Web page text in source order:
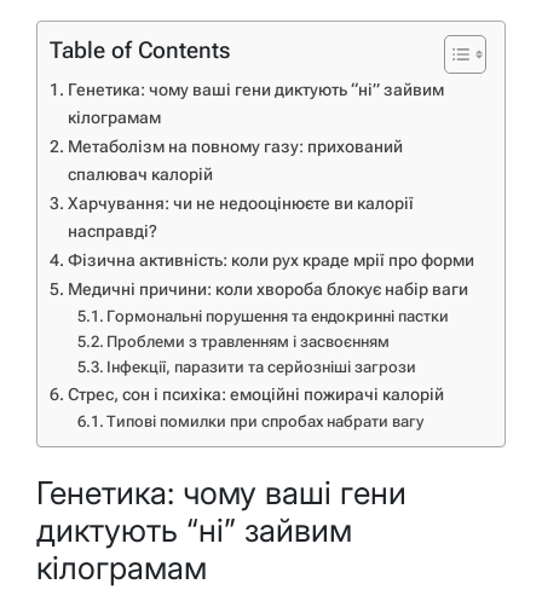
Table of Contents
Генетика: чому ваші гени диктують “ні” зайвим
кілограмам
Метаболізм на повному газу: прихований
спалювач калорій
Харчування: чи не недооцінюєте ви калорії
насправді?
Фізична активність: коли рух краде мрії про форми
Медичні причини: коли хвороба блокує набір ваги
Гормональні порушення та ендокринні пастки
Проблеми з травленням і засвоєнням
Інфекції, паразити та серйозніші загрози
Стрес, сон і психіка: емоційні пожирачі калорій
Типові помилки при спробах набрати вагу
Генетика: чому ваші гени
диктують “ні” зайвим
кілограмам